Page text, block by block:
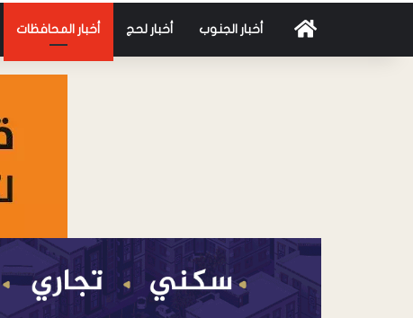
أخبار الجنوب أخبار لحج أخبار المحافظات